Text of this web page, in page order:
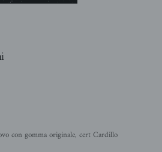
con gomma originale, cert Cardillo